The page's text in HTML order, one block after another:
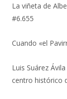
La viñeta de
#6.655
Cuando «el
Luis Suárez
centro histórico